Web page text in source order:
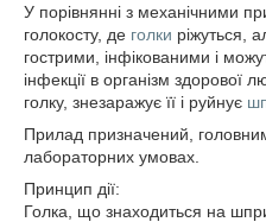
У порівнянні з механічними
голокосту, де голки ріжуться,
гострими, інфікованими і
інфекції в організм
голку, знезаражує її і руйнує
Прилад призначений,
лабораторних умовах.
Принцип дії:
Голка, що знаходиться на